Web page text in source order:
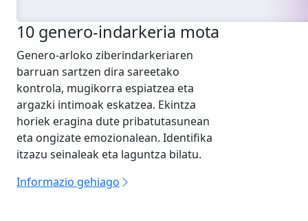
10 genero-indarkeria mota
Genero-arloko ziberindarkeriaren
barruan sartzen dira sareetako
kontrola, mugikorra espiatzea eta
argazki intimoak eskatzea. Ekintza
horiek eragina dute pribatutasunean
eta ongizate emozionalean. Identifika
itzazu seinaleak eta laguntza bilatu.
Informazio gehiago